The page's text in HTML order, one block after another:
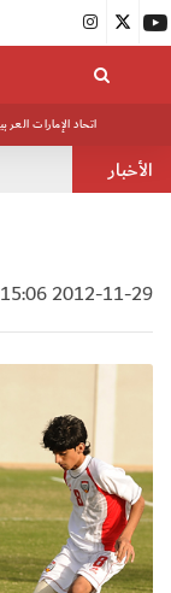
|
اتحاد الإمارات
الأخبار
2012-11-29 15:06